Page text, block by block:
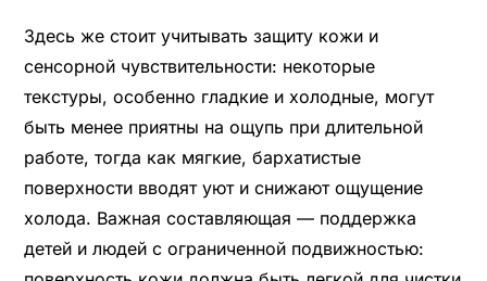
Здесь же стоит учитывать защиту кожи и
сенсорной чувствительности: некоторые
текстуры, особенно гладкие и холодные, могут
быть менее приятны на ощупь при длительной
работе, тогда как мягкие, бархатистые
поверхности вводят уют и снижают ощущение
холода. Важная составляющая — поддержка
детей и людей с ограниченной подвижностью: